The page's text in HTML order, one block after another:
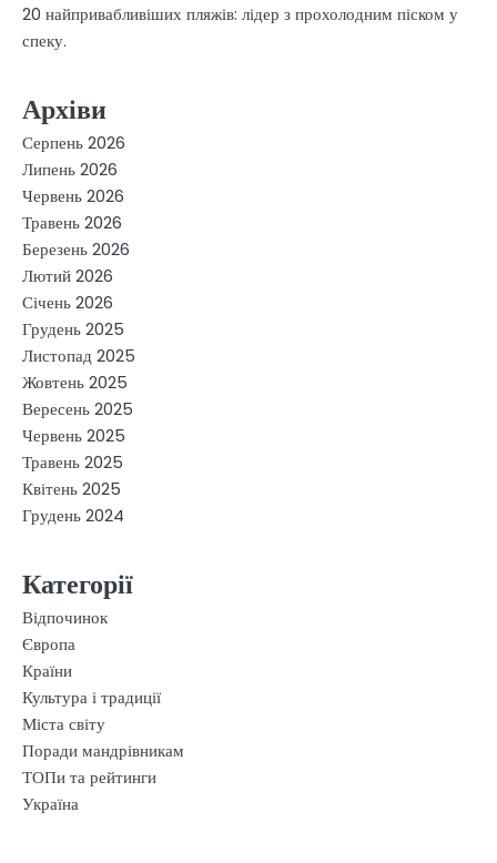
20 найпривабливіших пляжів: лідер з прохолодним піском у
спеку.
Архіви
Серпень 2026
Липень 2026
Червень 2026
Травень 2026
Березень 2026
Лютий 2026
Січень 2026
Грудень 2025
Листопад 2025
Жовтень 2025
Вересень 2025
Червень 2025
Травень 2025
Квітень 2025
Грудень 2024
Категорії
Відпочинок
Європа
Країни
Культура і традиції
Міста світу
Поради мандрівникам
ТОПи та рейтинги
Україна